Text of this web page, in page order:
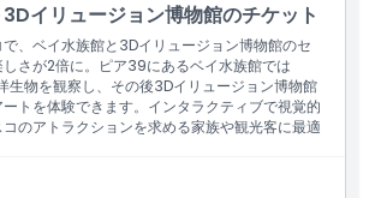
コ動物園
科学アカデミー
SFと7D体験
ート
コ湾クルーズ
ロム・ザ・ロック
由のホップオン・ホップオフバスツアー。
イリュージョン博物館のチケット
、ベイ水族館と3Dイリュージョン博物館のセ
しさが2倍に。ピア39にあるベイ水族館では
生物を観察し、その後3Dイリュージョン博物館
トを体験できます。インタラクティブで視覚的
のアトラクションを求める家族や観光客に最適